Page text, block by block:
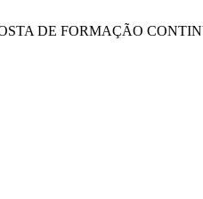
DE FORMAÇÃO